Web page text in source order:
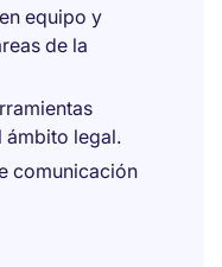
equipo y
de la
ámbito legal.
comunicación